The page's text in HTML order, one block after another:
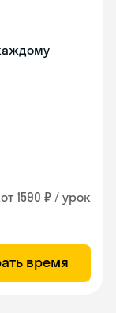
от 1590 ₽ / урок
время